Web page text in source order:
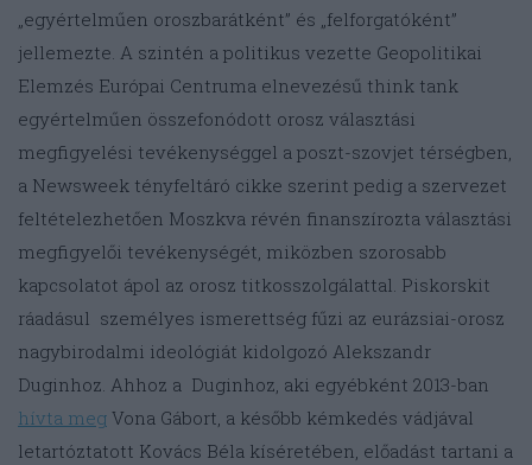
„egyértelműen oroszbarátként” és „felforgatóként”
jellemezte. A szintén a politikus vezette Geopolitikai
Elemzés Európai Centruma elnevezésű think tank
egyértelműen összefonódott orosz választási
megfigyelési tevékenységgel a poszt-szovjet térségben,
a Newsweek tényfeltáró cikke szerint pedig a szervezet
feltételezhetően Moszkva révén finanszírozta választási
megfigyelői tevékenységét, miközben szorosabb
kapcsolatot ápol az orosz titkosszolgálattal. Piskorskit
ráadásul személyes ismerettség fűzi az eurázsiai-orosz
nagybirodalmi ideológiát kidolgozó Alekszandr
Duginhoz. Ahhoz a Duginhoz, aki egyébként 2013-ban
hívta meg Vona Gábort, a később kémkedés vádjával
letartóztatott Kovács Béla kíséretében, előadást tartani a